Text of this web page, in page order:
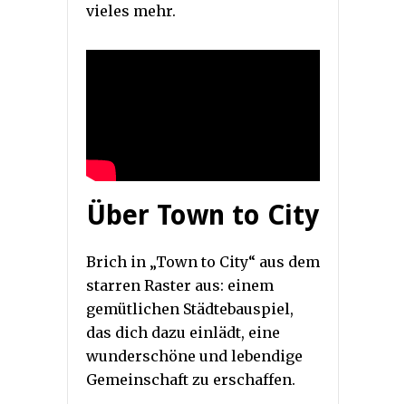
vieles mehr.
Über Town to City
Brich in „Town to City“ aus dem
starren Raster aus: einem
gemütlichen Städtebauspiel,
das dich dazu einlädt, eine
wunderschöne und lebendige
Gemeinschaft zu erschaffen.